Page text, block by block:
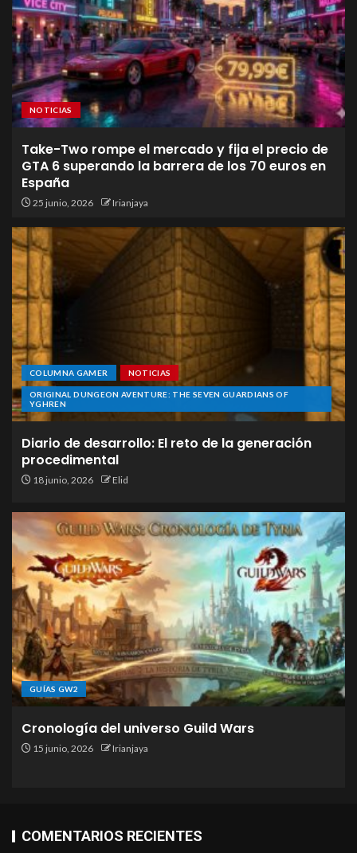
NOTICIAS
Take-Two rompe el mercado y fija el precio de
GTA 6 superando la barrera de los 70 euros en
España
25 junio, 2026 Irianjaya
COLUMNA GAMER NOTICIAS
ORIGINAL DUNGEON AVENTURE: THE SEVEN GUARDIANS OF
YGHREN
Diario de desarrollo: El reto de la generación
procedimental
18 junio, 2026 Elid
GUÍAS GW2
Cronología del universo Guild Wars
15 junio, 2026 Irianjaya
COMENTARIOS RECIENTES